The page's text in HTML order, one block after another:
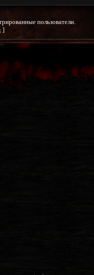
пользователи.
]